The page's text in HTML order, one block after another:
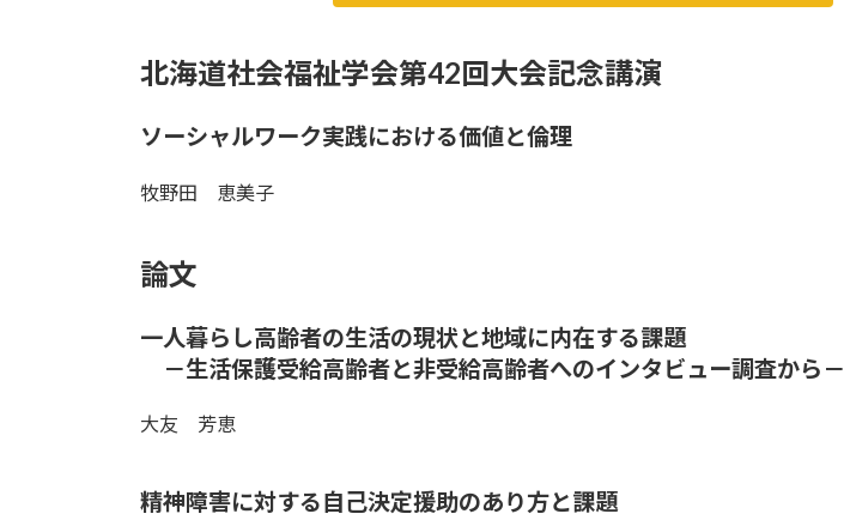
北海道社会福祉学会第42回大会記念講演
ソーシャルワーク実践における価値と倫理
牧野田 恵美子
論文
一人暮らし高齢者の生活の現状と地域に内在する課題
－生活保護受給高齢者と非受給高齢者へのインタビュー調査から－
大友 芳恵
精神障害に対する自己決定援助のあり方と課題